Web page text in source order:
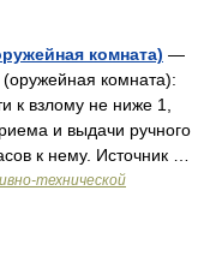
комната) —
комната):
к взлому не ниже 1,
и выдачи ручного
к нему. Источник …
технической